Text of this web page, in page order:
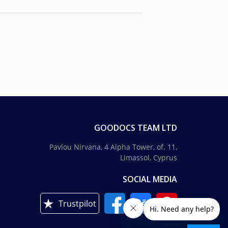
GOODOCS TEAM LTD
Pavlou Nirvana, 4 Alpha Tower, of. 11,
Limassol, Cyprus
SOCIAL MEDIA
Trustpilot